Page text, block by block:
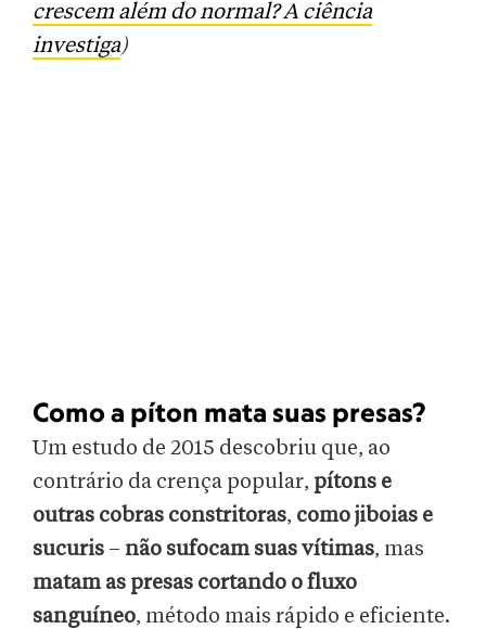
crescem além do normal? A ciência
investiga)
Como a píton mata suas presas?
Um estudo de 2015 descobriu que, ao
contrário da crença popular, pítons e
outras cobras constritoras, como jiboias e
sucuris – não sufocam suas vítimas, mas
matam as presas cortando o fluxo
sanguíneo, método mais rápido e eficiente.